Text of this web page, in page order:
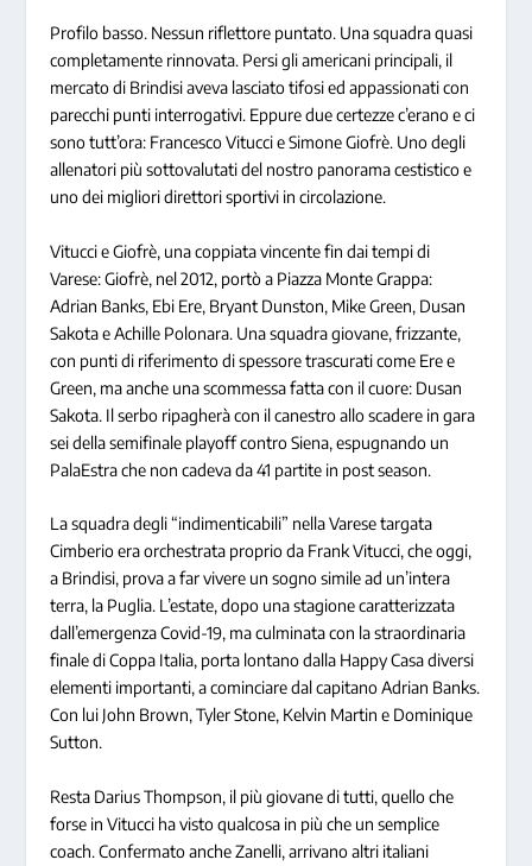
Profilo basso. Nessun riflettore puntato. Una squadra quasi
completamente rinnovata. Persi gli americani principali, il
mercato di Brindisi aveva lasciato tifosi ed appassionati con
parecchi punti interrogativi. Eppure due certezze c’erano e ci
sono tutt’ora: Francesco Vitucci e Simone Giofrè. Uno degli
allenatori più sottovalutati del nostro panorama cestistico e
uno dei migliori direttori sportivi in circolazione.
Vitucci e Giofrè, una coppiata vincente fin dai tempi di
Varese: Giofrè, nel 2012, portò a Piazza Monte Grappa:
Adrian Banks, Ebi Ere, Bryant Dunston, Mike Green, Dusan
Sakota e Achille Polonara. Una squadra giovane, frizzante,
con punti di riferimento di spessore trascurati come Ere e
Green, ma anche una scommessa fatta con il cuore: Dusan
Sakota. Il serbo ripagherà con il canestro allo scadere in gara
sei della semifinale playoff contro Siena, espugnando un
PalaEstra che non cadeva da 41 partite in post season.
La squadra degli “indimenticabili” nella Varese targata
Cimberio era orchestrata proprio da Frank Vitucci, che oggi,
a Brindisi, prova a far vivere un sogno simile ad un’intera
terra, la Puglia. L’estate, dopo una stagione caratterizzata
dall’emergenza Covid-19, ma culminata con la straordinaria
finale di Coppa Italia, porta lontano dalla Happy Casa diversi
elementi importanti, a cominciare dal capitano Adrian Banks.
Con lui John Brown, Tyler Stone, Kelvin Martin e Dominique
Sutton.
Resta Darius Thompson, il più giovane di tutti, quello che
forse in Vitucci ha visto qualcosa in più che un semplice
coach. Confermato anche Zanelli, arrivano altri italiani